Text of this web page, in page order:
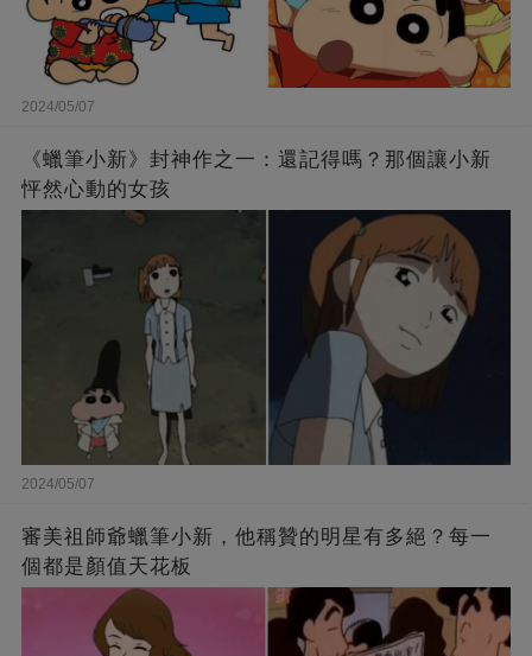
2024/05/07
《蠟筆小新》封神作之一：還記得嗎？那個讓小新
怦然心動的女孩
2024/05/07
審美祖師爺蠟筆小新，他稱贊的明星有多絕？每一
個都是顏值天花板